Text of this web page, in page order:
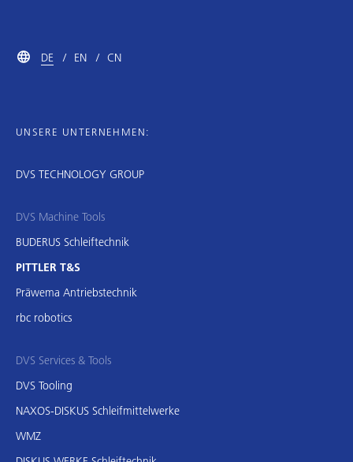
DE EN CN
UNSERE UNTERNEHMEN:
DVS TECHNOLOGY GROUP
DVS Machine Tools
BUDERUS Schleiftechnik
PITTLER T&S
Präwema Antriebstechnik
rbc robotics
DVS Services & Tools
DVS Tooling
NAXOS-DISKUS Schleifmittelwerke
WMZ